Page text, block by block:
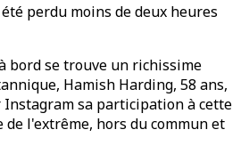
perdu moins de deux heures
bord se trouve un richissime
Hamish Harding, 58 ans,
sa participation à cette
l'extrême, hors du commun et